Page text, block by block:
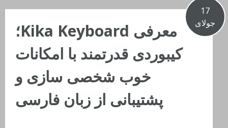
17
جولای
معرفی Kika Keyboard؛
کیبوردی قدرتمند با امکانات
خوب شخصی سازی و
پشتیبانی از زبان فارسی